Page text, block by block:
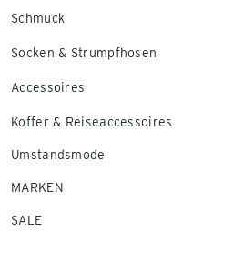
Schmuck
Socken & Strumpfhosen
Accessoires
Koffer & Reiseaccessoires
Umstandsmode
MARKEN
SALE